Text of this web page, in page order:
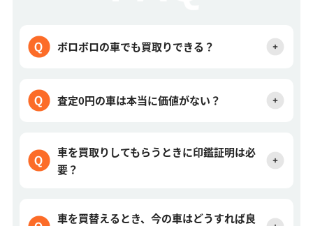
ボロボロの車でも買取りできる？
査定0円の車は本当に価値がない？
車を買取りしてもらうときに印鑑証明は必
要？
車を買替えるとき、今の車はどうすれば良